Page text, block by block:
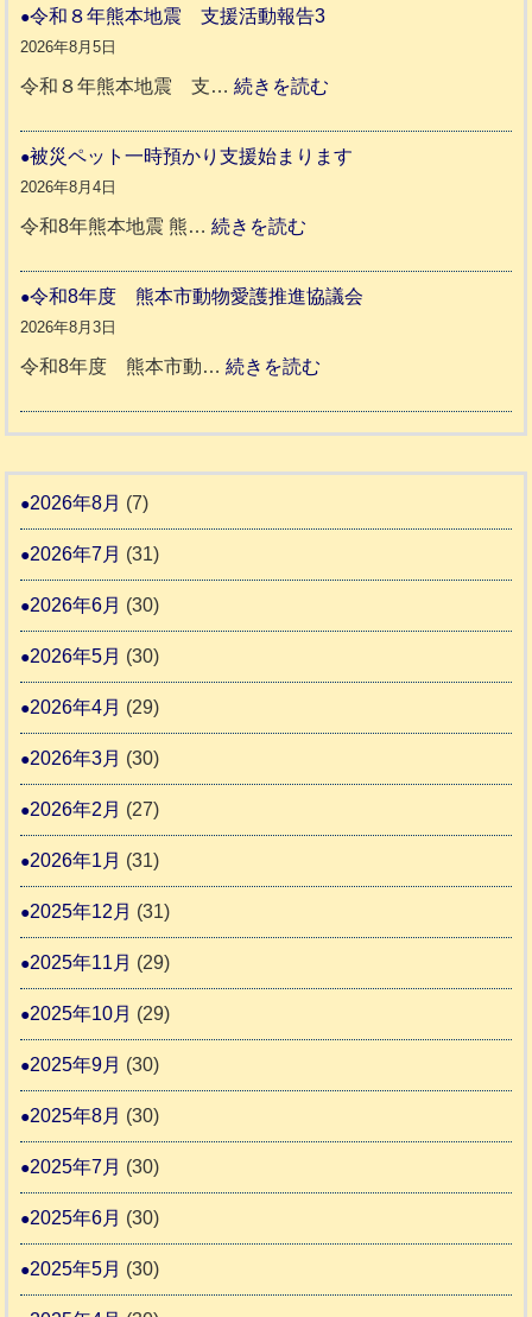
リ
ッ
さ
ん
ト
人
ホ
日
1
令和８年熊本地震 支援活動報告3
2026年8月5日
令和８年熊本地震 支…続きを読む
和
本
支
告
被災ペット一時預かり支援始まります
2026年8月4日
令和8年熊本地震 熊…続きを読む
災
ッ
か
す
令和8年度 熊本市動物愛護推進協議会
2026年8月3日
令和8年度 熊本市動…続きを読む
和
度
本
物
推
2026年8月 (7)
2026年7月 (31)
2026年6月 (30)
2026年5月 (30)
2026年4月 (29)
2026年3月 (30)
2026年2月 (27)
2026年1月 (31)
2025年12月 (31)
2025年11月 (29)
2025年10月 (29)
2025年9月 (30)
2025年8月 (30)
2025年7月 (30)
2025年6月 (30)
2025年5月 (30)